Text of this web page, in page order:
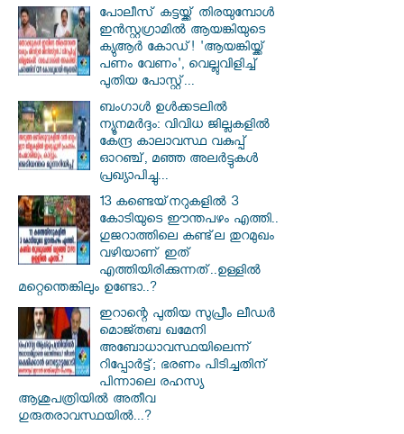
പോലീസ് കട്ടയ്ക്ക് തിരയുമ്പോൾ
ഇൻസ്റ്റഗ്രാമിൽ ആയങ്കിയുടെ
ക്യുആർ കോഡ്! 'ആയങ്കിയ്ക്ക്
പണം വേണം', വെല്ലുവിളിച്ച്
പുതിയ പോസ്റ്റ്...
ബംഗാൾ ഉൾക്കടലിൽ
ന്യൂനമർദ്ദം: വിവിധ ജില്ലകളിൽ
കേന്ദ്ര കാലാവസ്ഥ വകുപ്പ്
ഓറഞ്ച്, മഞ്ഞ അലർട്ടുകൾ
പ്രഖ്യാപിച്ചു...
13 കണ്ടെയ്‌നറുകളിൽ 3
കോടിയുടെ ഈന്തപഴം എത്തി..
ഗുജറാത്തിലെ കണ്ട്‌ല തുറമുഖം
വഴിയാണ് ഇത്
എത്തിയിരിക്കുന്നത്..ഉള്ളിൽ
മറ്റെന്തെങ്കിലും ഉണ്ടോ..?
ഇറാന്റെ പുതിയ സുപ്രീം ലീഡർ
മൊജ്തബ ഖമേനി
അബോധാവസ്ഥയിലെന്ന്
റിപ്പോർട്ട്; ഭരണം പിടിച്ചതിന്
പിന്നാലെ രഹസ്യ
ആശുപത്രിയിൽ അതീവ
ഗുരുതരാവസ്ഥയിൽ...?